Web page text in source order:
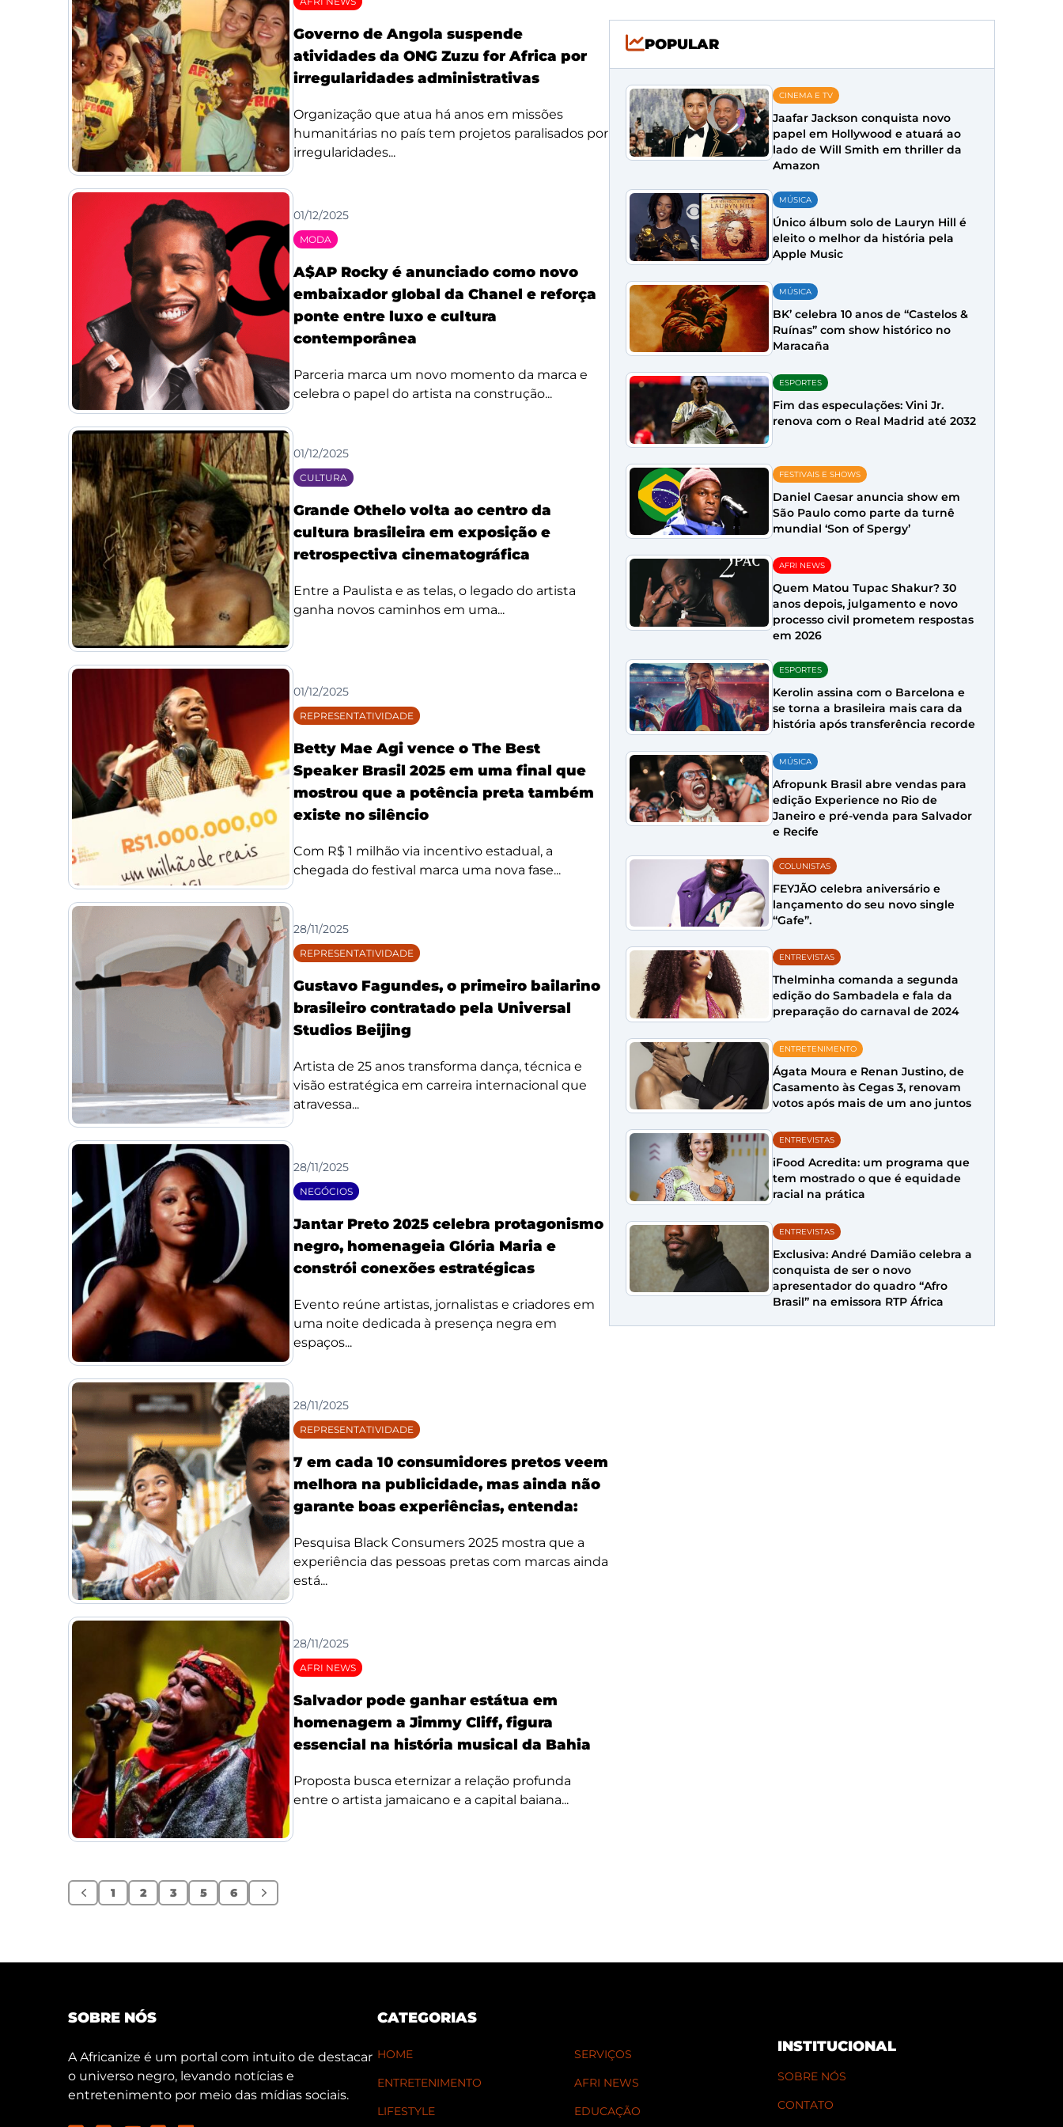
Governo de Angola suspende
atividades da ONG Zuzu for Africa por
irregularidades administrativas
Organização que atua há anos em missões
humanitárias no país tem projetos paralisados por
irregularidades...
01/12/2025
MODA
A$AP Rocky é anunciado como novo
embaixador global da Chanel e reforça
ponte entre luxo e cultura
contemporânea
Parceria marca um novo momento da marca e
celebra o papel do artista na construção...
01/12/2025
CULTURA
Grande Othelo volta ao centro da
cultura brasileira em exposição e
retrospectiva cinematográfica
Entre a Paulista e as telas, o legado do artista
ganha novos caminhos em uma...
01/12/2025
REPRESENTATIVIDADE
Betty Mae Agi vence o The Best
Speaker Brasil 2025 em uma final que
mostrou que a potência preta também
existe no silêncio
Com R$ 1 milhão via incentivo estadual, a
chegada do festival marca uma nova fase...
28/11/2025
REPRESENTATIVIDADE
Gustavo Fagundes, o primeiro bailarino
brasileiro contratado pela Universal
Studios Beijing
Artista de 25 anos transforma dança, técnica e
visão estratégica em carreira internacional que
atravessa...
28/11/2025
NEGÓCIOS
Jantar Preto 2025 celebra protagonismo
negro, homenageia Glória Maria e
constrói conexões estratégicas
Evento reúne artistas, jornalistas e criadores em
uma noite dedicada à presença negra em
espaços...
28/11/2025
REPRESENTATIVIDADE
7 em cada 10 consumidores pretos veem
melhora na publicidade, mas ainda não
garante boas experiências, entenda:
Pesquisa Black Consumers 2025 mostra que a
experiência das pessoas pretas com marcas ainda
está...
28/11/2025
AFRI NEWS
Salvador pode ganhar estátua em
homenagem a Jimmy Cliff, figura
essencial na história musical da Bahia
Proposta busca eternizar a relação profunda
entre o artista jamaicano e a capital baiana...
POPULAR
CINEMA E TV
Jaafar Jackson conquista novo
papel em Hollywood e atuará ao
lado de Will Smith em thriller da
Amazon
MÚSICA
Único álbum solo de Lauryn Hill é
eleito o melhor da história pela
Apple Music
MÚSICA
BK’ celebra 10 anos de “Castelos &
Ruínas” com show histórico no
Maracaña
ESPORTES
Fim das especulações: Vini Jr.
renova com o Real Madrid até 2032
FESTIVAIS E SHOWS
Daniel Caesar anuncia show em
São Paulo como parte da turnê
mundial ‘Son of Spergy’
AFRI NEWS
Quem Matou Tupac Shakur? 30
anos depois, julgamento e novo
processo civil prometem respostas
em 2026
ESPORTES
Kerolin assina com o Barcelona e
se torna a brasileira mais cara da
história após transferência recorde
MÚSICA
Afropunk Brasil abre vendas para
edição Experience no Rio de
Janeiro e pré-venda para Salvador
e Recife
COLUNISTAS
FEYJÃO celebra aniversário e
lançamento do seu novo single
“Gafe”.
ENTREVISTAS
Thelminha comanda a segunda
edição do Sambadela e fala da
preparação do carnaval de 2024
ENTRETENIMENTO
Ágata Moura e Renan Justino, de
Casamento às Cegas 3, renovam
votos após mais de um ano juntos
ENTREVISTAS
iFood Acredita: um programa que
tem mostrado o que é equidade
racial na prática
ENTREVISTAS
Exclusiva: André Damião celebra a
conquista de ser o novo
apresentador do quadro “Afro
Brasil” na emissora RTP África
Anterior
1 2 3 5 6 Próximo
SOBRE NÓS
A Africanize é um portal com intuito de destacar
o universo negro, levando notícias e
entretenimento por meio das mídias sociais.
CATEGORIAS
HOME
ENTRETENIMENTO
LIFESTYLE
SERVIÇOS
AFRI NEWS
EDUCAÇÃO
INSTITUCIONAL
SOBRE NÓS
CONTATO